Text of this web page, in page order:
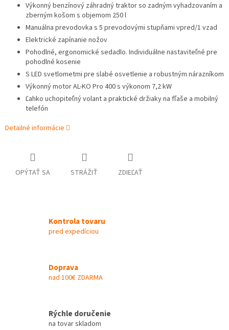
Výkonný benzínový záhradný traktor so zadným vyhadzovaním a
zberným košom s objemom 250 l
Manuálna prevodovka s 5 prevodovými stupňami vpred/1 vzad
Elektrické zapínanie nožov
Pohodlné, ergonomické sedadlo. Individuálne nastaviteľné pre
pohodlné kosenie
S LED svetlometmi pre slabé osvetlenie a robustným nárazníkom
Výkonný motor AL-KO Pro 400 s výkonom 7,2 kW
Ľahko uchopiteľný volant a praktické držiaky na fľaše a mobilný
telefón
Detailné informácie
OPÝTAŤ SA STRÁŽIŤ ZDIEĽAŤ
Kontrola tovaru
pred expedíciou
Doprava
nad 100€ ZDARMA
Rýchle doručenie
na tovar skladom